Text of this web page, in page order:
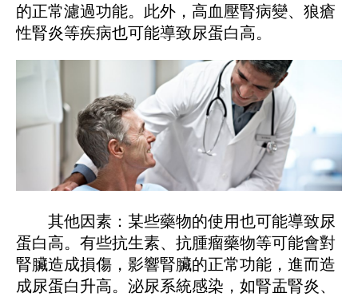
的正常濾過功能。此外，高血壓腎病變、狼瘡
性腎炎等疾病也可能導致尿蛋白高。
其他因素：某些藥物的使用也可能導致尿
蛋白高。有些抗生素、抗腫瘤藥物等可能會對
腎臟造成損傷，影響腎臟的正常功能，進而造
成尿蛋白升高。泌尿系統感染，如腎盂腎炎、